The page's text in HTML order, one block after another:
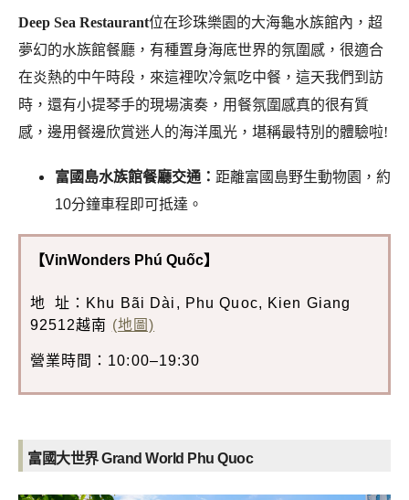
Deep Sea Restaurant位在珍珠樂園的大海龜水族館內，超
夢幻的水族館餐廳，有種置身海底世界的氛圍感，很適合
在炎熱的中午時段，來這裡吹冷氣吃中餐，這天我們到訪
時，還有小提琴手的現場演奏，用餐氛圍感真的很有質
感，邊用餐邊欣賞迷人的海洋風光，堪稱最特別的體驗啦!
富國島水族館餐廳交通： 距離富國島野生動物園，約
10分鐘車程即可抵達。
【VinWonders Phú Quốc】
地 址：Khu Bãi Dài, Phu Quoc, Kien Giang
92512越南 (地圖)
營業時間：10:00–19:30
富國大世界 Grand World Phu Quoc